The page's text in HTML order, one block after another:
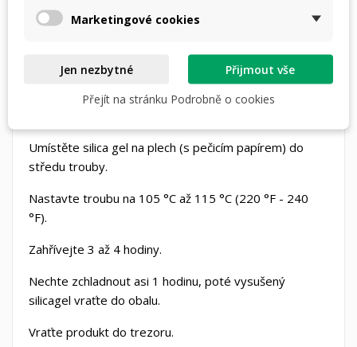
Odstraňte silica gel z obalu. Odstraňte kartičku
indikátoru, pokud je přítomna.
Umístěte silica gel na plech (s pečicím papírem) do
středu trouby.
Nastavte troubu na 105 °C až 115 °C (220 °F - 240
°F).
Zahřívejte 3 až 4 hodiny.
Nechte zchladnout asi 1 hodinu, poté vysušený
silicagel vraťte do obalu.
Vraťte produkt do trezoru.
Marketingové cookies
Jen nezbytné
Přijmout vše
Přejít na stránku Podrobně o cookies